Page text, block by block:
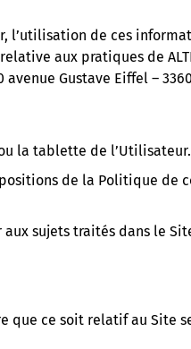
de ces
aux pratiques de
Gustave Eiffel –
la tablette de l’Utilisateur.
de la Politique de
sujets traités dans le
que ce soit relatif au Site